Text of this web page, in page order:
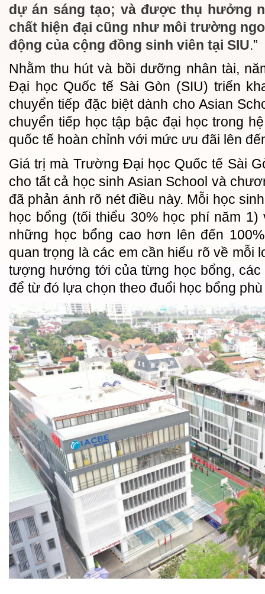
dự án sáng tạo; và được thụ hưởng
chất hiện đại cũng như môi trường
động của cộng đồng sinh viên tại SIU.”
Nhằm thu hút và bồi dưỡng nhân tài,
Đại học Quốc tế Sài Gòn (SIU) triển
chuyển tiếp đặc biệt dành cho Asian
chuyển tiếp học tập bậc đại học trong
quốc tế hoàn chỉnh với mức ưu đãi lên
Giá trị mà Trường Đại học Quốc tế Sài
cho tất cả học sinh Asian School và
đã phản ánh rõ nét điều này. Mỗi học
học bổng (tối thiểu 30% học phí năm
những học bổng cao hơn lên đến
quan trọng là các em cần hiểu rõ về mỗi
tượng hướng tới của từng học bổng,
để từ đó lựa chọn theo đuổi học bổng